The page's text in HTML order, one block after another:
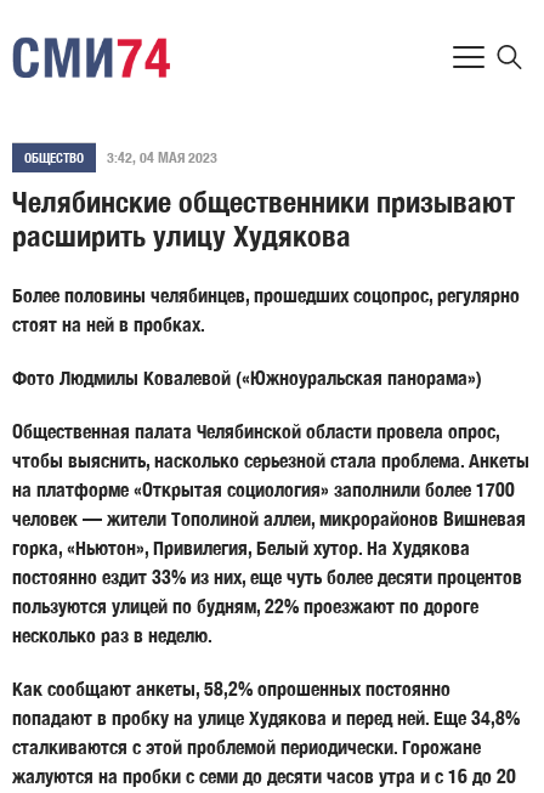
ОБЩЕСТВО 3:42, 04 МАЯ 2023
Челябинские общественники призывают
расширить улицу Худякова
Более половины челябинцев, прошедших соцопрос, регулярно
стоят на ней в пробках.
Фото Людмилы Ковалевой («Южноуральская панорама»)
Общественная палата Челябинской области провела опрос,
чтобы выяснить, насколько серьезной стала проблема. Анкеты
на платформе «Открытая социология» заполнили более 1700
человек — жители Тополиной аллеи, микрорайонов Вишневая
горка, «Ньютон», Привилегия, Белый хутор. На Худякова
постоянно ездит 33% из них, еще чуть более десяти процентов
пользуются улицей по будням, 22% проезжают по дороге
несколько раз в неделю.
Как сообщают анкеты, 58,2% опрошенных постоянно
попадают в пробку на улице Худякова и перед ней. Еще 34,8%
сталкиваются с этой проблемой периодически. Горожане
жалуются на пробки с семи до десяти часов утра и с 16 до 20